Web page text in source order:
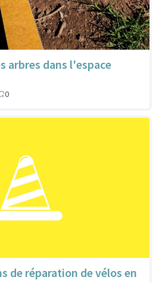
arbres dans l'espace
0
de réparation de vélos en